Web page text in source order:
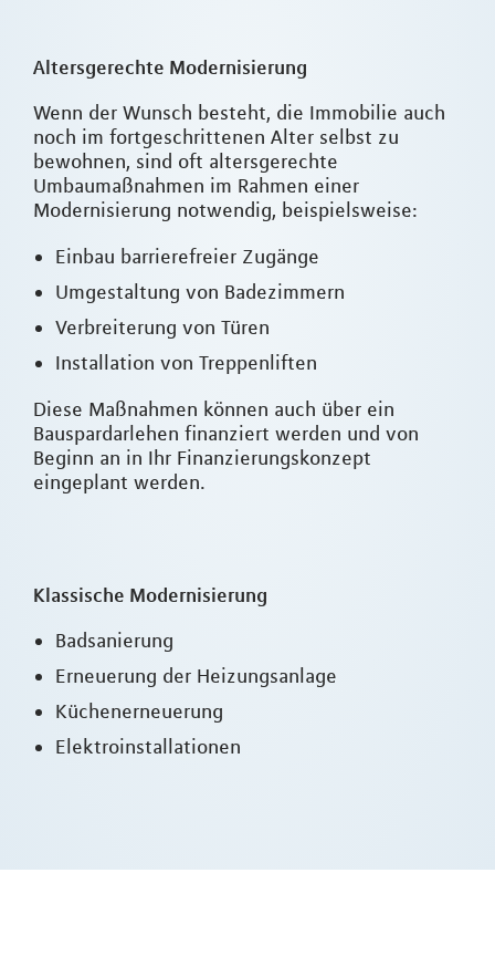
Altersgerechte Modernisierung
Wenn der Wunsch besteht, die Immobilie auch
noch im fortgeschrittenen Alter selbst zu
bewohnen, sind oft altersgerechte
Umbaumaßnahmen im Rahmen einer
Modernisierung notwendig, beispielsweise:
Einbau barrierefreier Zugänge
Umgestaltung von Badezimmern
Verbreiterung von Türen
Installation von Treppenliften
Diese Maßnahmen können auch über ein
Bauspardarlehen finanziert werden und von
Beginn an in Ihr Finanzierungskonzept
eingeplant werden.
Klassische Modernisierung
Badsanierung
Erneuerung der Heizungsanlage
Küchenerneuerung
Elektroinstallationen